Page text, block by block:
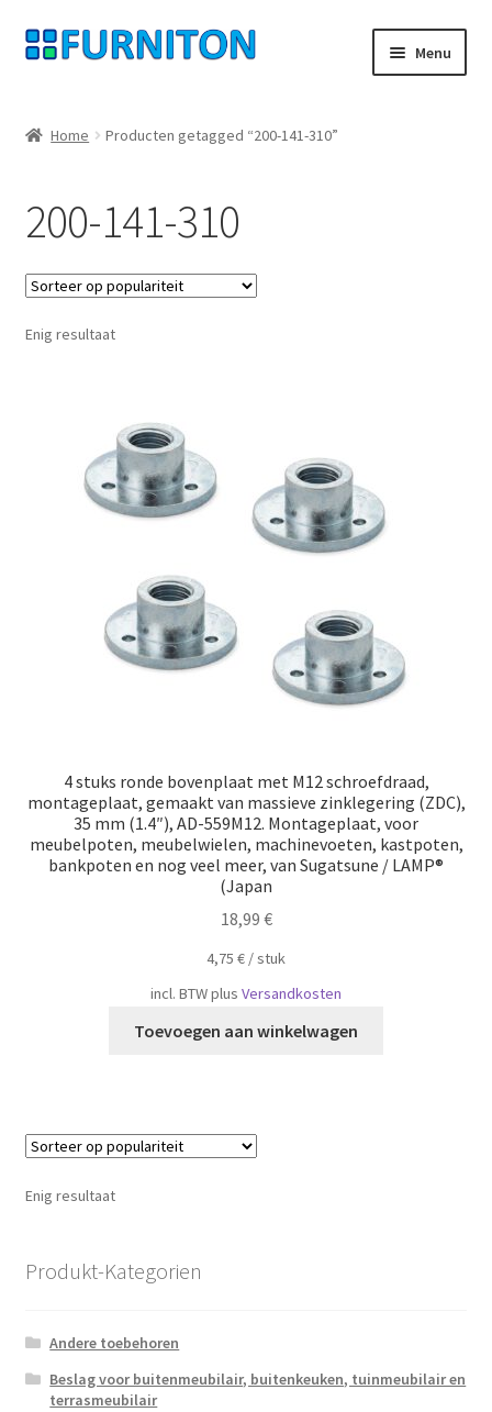
Ga
door
navigatie
Ga
naar
inhoud
Menu
Gegevensbescherming
Herroepingsrecht
Neem contact op met
Scheepvaart
Home Producten getagged “200-141-310”
200-141-310
Enig resultaat
4 stuks ronde bovenplaat met M12 schroefdraad,
montageplaat, gemaakt van massieve zinklegering (ZDC),
35 mm (1.4″), AD-559M12. Montageplaat, voor
meubelpoten, meubelwielen, machinevoeten, kastpoten,
bankpoten en nog veel meer, van Sugatsune / LAMP®
(Japan
18,99 €
4,75 € /​​stuk
incl. BTWplus Versandkosten
Toevoegen aan winkelwagen
Enig resultaat
Produkt-Kategorien
Andere toebehoren
Beslag voor buitenmeubilair, buitenkeuken, tuinmeubilair en
terrasmeubilair